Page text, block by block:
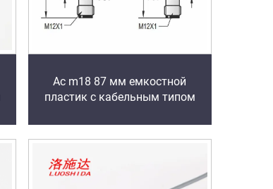
Ac m18 87 мм емкостной
пластик с кабельным типом